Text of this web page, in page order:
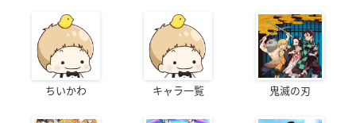
ちいかわ キャラ一覧 鬼滅の刃